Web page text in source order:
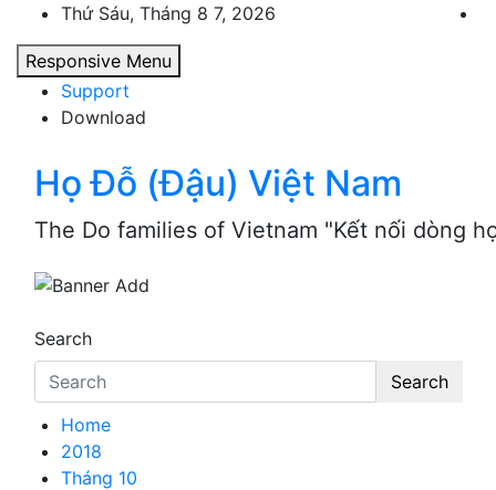
content
Thứ Sáu, Tháng 8 7, 2026
Responsive Menu
Support
Download
Họ Đỗ (Đậu) Việt Nam
The Do families of Vietnam "Kết nối dòng
Search
Search
Home
2018
Tháng 10